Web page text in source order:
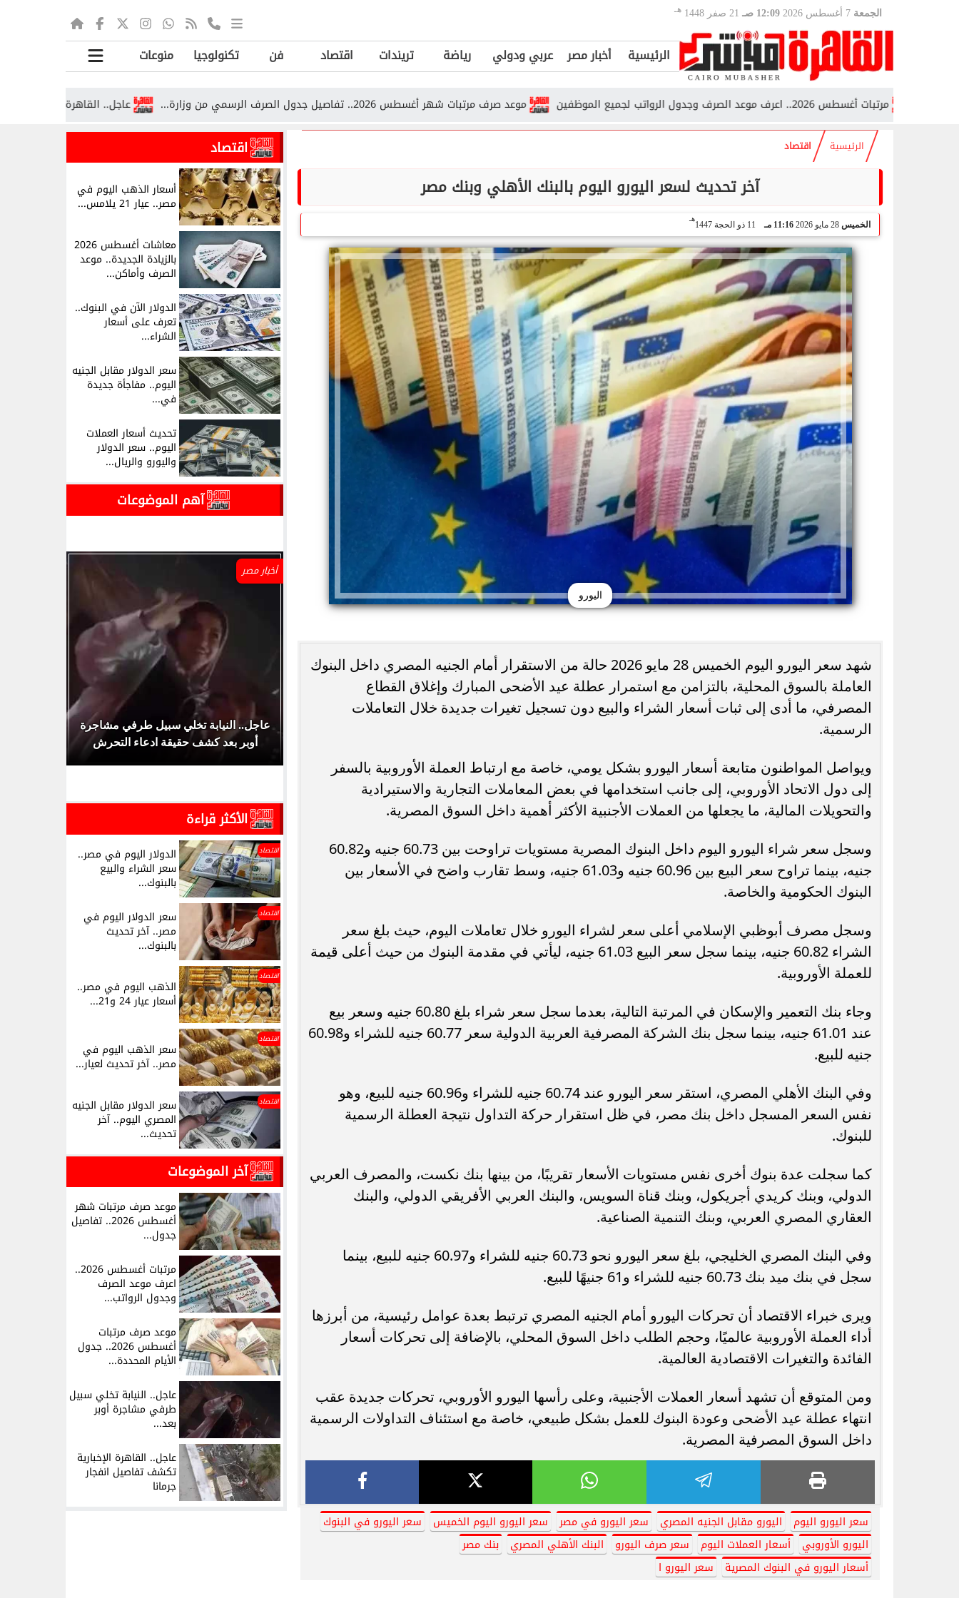
الجمعة 12:09 صـ 21 صفر 1448 هـ
الرئيسية أخبار مصر عربي ودولي رياضة تريندات اقتصاد فن تكنولوجيا منوعات
عاجل.. القاهرة الإخبارية تكشف موعد صرف مرتبات شهر أغسطس 2026.. تفاصيل جدول الصرف الرسمي من وزارة... مرتبات أغسطس 2026.. اعرف موعد الصرف وجدول الرواتب لجميع الموظفين
الرئيسية اقتصاد
آخر تحديث لسعر اليورو اليوم بالبنك الأهلي وبنك مصر
الخميس 28 مايو 2026 11:16 مـ 11 ذو الحجة 1447
هـ
اليورو
شهد سعر اليورو اليوم الخميس 28 مايو 2026 حالة من الاستقرار أمام الجنيه المصري داخل البنوك
العاملة بالسوق المحلية، بالتزامن مع استمرار عطلة عيد الأضحى المبارك وإغلاق القطاع
المصرفي، ما أدى إلى ثبات أسعار الشراء والبيع دون تسجيل تغيرات جديدة خلال التعاملات
الرسمية.
ويواصل المواطنون متابعة أسعار اليورو بشكل يومي، خاصة مع ارتباط العملة الأوروبية بالسفر
إلى دول الاتحاد الأوروبي، إلى جانب استخدامها في بعض المعاملات التجارية والاستيرادية
والتحويلات المالية، ما يجعلها من العملات الأجنبية الأكثر أهمية داخل السوق المصرية.
وسجل سعر شراء اليورو اليوم داخل البنوك المصرية مستويات تراوحت بين 60.73 جنيه و60.82
جنيه، بينما تراوح سعر البيع بين 60.96 جنيه و61.03 جنيه، وسط تقارب واضح في الأسعار بين
البنوك الحكومية والخاصة.
وسجل مصرف أبوظبي الإسلامي أعلى سعر لشراء اليورو خلال تعاملات اليوم، حيث بلغ سعر
الشراء 60.82 جنيه، بينما سجل سعر البيع 61.03 جنيه، ليأتي في مقدمة البنوك من حيث أعلى قيمة
للعملة الأوروبية.
وجاء بنك التعمير والإسكان في المرتبة التالية، بعدما سجل سعر شراء بلغ 60.80 جنيه وسعر بيع
عند 61.01 جنيه، بينما سجل بنك الشركة المصرفية العربية الدولية سعر 60.77 جنيه للشراء و60.98
جنيه للبيع.
وفي البنك الأهلي المصري، استقر سعر اليورو عند 60.74 جنيه للشراء و60.96 جنيه للبيع، وهو
نفس السعر المسجل داخل بنك مصر، في ظل استقرار حركة التداول نتيجة العطلة الرسمية
للبنوك.
كما سجلت عدة بنوك أخرى نفس مستويات الأسعار تقريبًا، من بينها بنك نكست، والمصرف العربي
الدولي، وبنك كريدي أجريكول، وبنك قناة السويس، والبنك العربي الأفريقي الدولي، والبنك
العقاري المصري العربي، وبنك التنمية الصناعية.
وفي البنك المصري الخليجي، بلغ سعر اليورو نحو 60.73 جنيه للشراء و60.97 جنيه للبيع، بينما
سجل في بنك ميد بنك 60.73 جنيه للشراء و61 جنيهًا للبيع.
ويرى خبراء الاقتصاد أن تحركات اليورو أمام الجنيه المصري ترتبط بعدة عوامل رئيسية، من أبرزها
أداء العملة الأوروبية عالميًا، وحجم الطلب داخل السوق المحلي، بالإضافة إلى تحركات أسعار
الفائدة والتغيرات الاقتصادية العالمية.
ومن المتوقع أن تشهد أسعار العملات الأجنبية، وعلى رأسها اليورو الأوروبي، تحركات جديدة عقب
انتهاء عطلة عيد الأضحى وعودة البنوك للعمل بشكل طبيعي، خاصة مع استئناف التداولات الرسمية
داخل السوق المصرفية المصرية.
سعر اليورو اليوم اليورو مقابل الجنيه المصري سعر اليورو في مصر سعر اليورو اليوم الخميس
سعر اليورو في البنوك
اليورو الأوروبي
أسعار العملات اليوم سعر صرف اليورو البنك الأهلي المصري
بنك مصر
أسعار اليورو في البنوك المصرية
سعر اليورو ا
اقتصاد
أسعار الذهب اليوم في
مصر.. عيار 21 يلامس...
معاشات أغسطس 2026
بالزيادة الجديدة.. موعد
الصرف وأماكن...
الدولار الآن في البنوك..
تعرف على أسعار
الشراء...
سعر الدولار مقابل الجنيه
اليوم.. مفاجأة جديدة
في...
تحديث أسعار العملات
اليوم.. سعر الدولار
واليورو والريال...
آهم الموضوعات
رسميًا.. جدول امتحانات الشهادة الإعدادية
أخبار مصر
عاجل.. النيابة تخلي سبيل طرفي مشاجرة
أوبر بعد كشف حقيقة ادعاء التحرش
الأكثر قراءة
اقتصاد الدولار اليوم في مصر..
سعر الشراء والبيع
بالبنوك...
اقتصاد سعر الدولار اليوم في
مصر.. آخر تحديث
بالبنوك...
اقتصاد
الذهب اليوم في مصر..
أسعار عيار 24 و21...
اقتصاد
سعر الذهب اليوم في
مصر.. آخر تحديث لعيار...
اقتصاد سعر الدولار مقابل الجنيه
المصري اليوم.. آخر
تحديث...
آخر الموضوعات
موعد صرف مرتبات شهر
أغسطس 2026.. تفاصيل
جدول...
مرتبات أغسطس 2026..
اعرف موعد الصرف
وجدول الرواتب...
موعد صرف مرتبات
أغسطس 2026.. جدول
الأيام المحددة...
عاجل.. النيابة تخلي سبيل
طرفي مشاجرة أوبر
بعد...
عاجل.. القاهرة الإخبارية
تكشف تفاصيل انفجار
جرمانا